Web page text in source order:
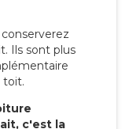
Ils sont plus
toit.
c'est la